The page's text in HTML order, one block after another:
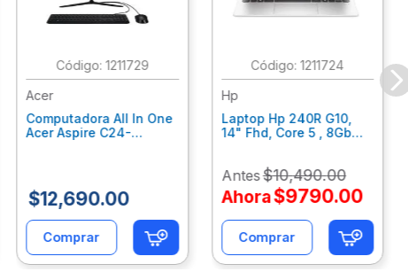
: 1211729
Acer
Computadora All In One
Acer Aspire C24-
Dq.Bmjal.002
$12,690.00
Comprar
:1211724
Hp
Laptop Hp 240R G10,
14" Fhd, Core 5 , 8Gb
Antes$10,490.00
Ahora$9790.00
Comprar